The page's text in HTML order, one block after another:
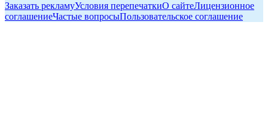
Заказать рекламуУсловия перепечаткиО сайтеЛицензионное
соглашениеЧастые вопросыПользовательское соглашение